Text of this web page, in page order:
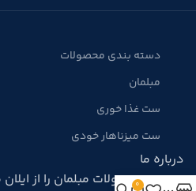
دسته بندی محصولات
مبلمان
ست غذا خوری
ست میزناهار خودی
درباره ما
بهترین محصولات مبلمان را از
0